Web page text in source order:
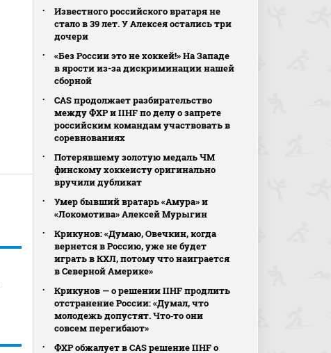
Известного российского вратаря не
стало в 39 лет. У Алексея остались три
дочери
«Без России это не хоккей!» На Западе
в ярости из-за дискриминации нашей
сборной
CAS продолжает разбирательство
между ФХР и IIHF по делу о запрете
российским командам участвовать в
соревнованиях
Потерявшему золотую медаль ЧМ
финскому хоккеисту оригинально
вручили дубликат
Умер бывший вратарь «Амура» и
«Локомотива» Алексей Мурыгин
Крикунов: «Думаю, Овечкин, когда
вернется в Россию, уже не будет
играть в КХЛ, потому что наиграется
в Северной Америке»
Крикунов — о решении IIHF продлить
отстранение России: «Думал, что
молодежь допустят. Что‑то они
совсем перегибают»
ФХР обжалует в CAS решение IIHF о